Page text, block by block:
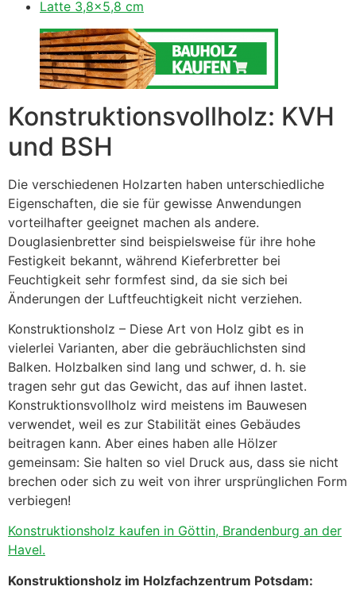
Latte 3,8×5,8 cm
Konstruktionsvollholz: KVH
und BSH
Die verschiedenen Holzarten haben unterschiedliche
Eigenschaften, die sie für gewisse Anwendungen
vorteilhafter geeignet machen als andere.
Douglasienbretter sind beispielsweise für ihre hohe
Festigkeit bekannt, während Kieferbretter bei
Feuchtigkeit sehr formfest sind, da sie sich bei
Änderungen der Luftfeuchtigkeit nicht verziehen.
Konstruktionsholz – Diese Art von Holz gibt es in
vielerlei Varianten, aber die gebräuchlichsten sind
Balken. Holzbalken sind lang und schwer, d. h. sie
tragen sehr gut das Gewicht, das auf ihnen lastet.
Konstruktionsvollholz wird meistens im Bauwesen
verwendet, weil es zur Stabilität eines Gebäudes
beitragen kann. Aber eines haben alle Hölzer
gemeinsam: Sie halten so viel Druck aus, dass sie nicht
brechen oder sich zu weit von ihrer ursprünglichen Form
verbiegen!
Konstruktionsholz kaufen in Göttin, Brandenburg an der
Havel.
Konstruktionsholz im Holzfachzentrum Potsdam: